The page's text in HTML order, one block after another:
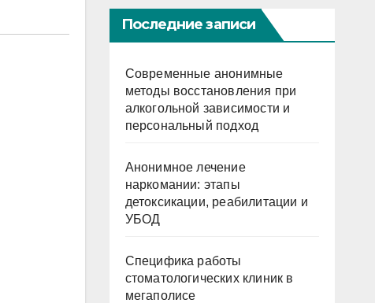
Последние записи
Современные анонимные
методы восстановления при
алкогольной зависимости и
персональный подход
Анонимное лечение
наркомании: этапы
детоксикации, реабилитации и
УБОД
Специфика работы
стоматологических клиник в
мегаполисе